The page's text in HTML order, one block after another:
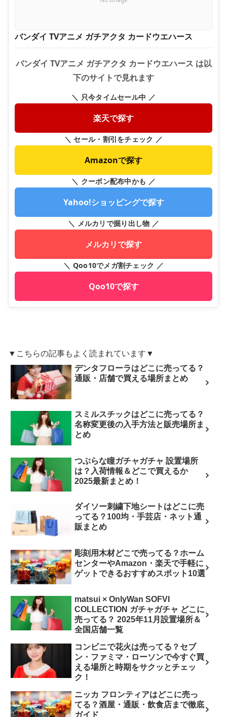
バンダイ TVアニメ ガチアクタ カードウエハース
バンダイ TVアニメ ガチアクタ カードウエハース は以
下のサイトで見れます
＼ 只今タイムセール中 ／
楽天で探す
＼ セール・割引をチェック ／
Amazonで探す
＼ クーポン配布中かも ／
Yahoo!ショッピングで探す
＼ メルカリで掘り出し物 ／
メルカリで探す
＼ Qoo10でメガ割チェック ／
Qoo10で探す
▼こちらの記事もよく読まれています▼
デンタフローラはどこに売ってる？
通販・店舗で買える場所まとめ
スミルスチックはどこに売ってる？
名称変更後の入手方法と販売場所ま
とめ
つぶらな瞳ガチャガチャ 設置場所
は？入荷情報＆どこで買えるか
2025最新まとめ！
ダイソー刺繍下地シートはどこに売
ってる？100均・手芸店・ネット通
販まとめ
彫刻用木材どこで売ってる？ホーム
センターやAmazon・楽天で手軽に
ゲットできるおすすめスポット10選
matsui × OnlyWan SOFVI
COLLECTION ガチャガチャ どこに
売ってる？ 2025年11月設置場所＆
全国店舗一覧
コンビニで花火は売ってる？セブ
ン・ファミマ・ローソンで今すぐ買
える場所と時期をサクッとチェッ
ク！
ニッカ フロンティアはどこに売っ
てる？酒屋・通販・飲食店まで徹底
ガイド